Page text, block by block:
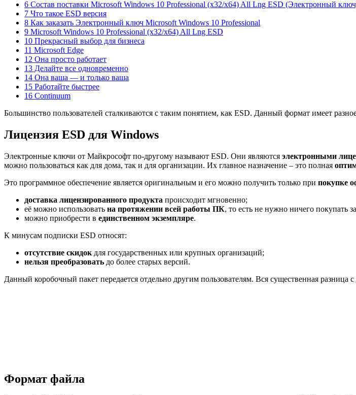
6 Состав поставки Microsoft Windows 10 Professional (x32/x64) All Lng ESD (Электронный
7 Что такое ESD версия
8 Как заказать Электронный ключ Microsoft Windows 10 Professional
9 Microsoft Windows 10 Professional (x32/x64) All Lng ESD
10 Прекрасный выбор для бизнеса
11 Microsoft Edge
12 Она просто работает
13 Делайте все одновременно
14 Она ваша — и только ваша
15 Работайте быстрее
16 Continuum
Большинство пользователей сталкиваются с таким понятием, как ESD. Данный формат имеет
Лицензия ESD для Windows
Электронные ключи от Майкрософт по-другому называют ESD. Они являются электронными
можно пользоваться как для дома, так и для организации. Их главное назначение – это полная
Это программное обеспечение является оригинальным и его можно получить только при покупке
доставка лицензированного продукта происходит мгновенно;
её можно использовать на протяжении всей работы ПК, то есть не нужно ничего покупать
можно приобрести в единственном экземпляре.
К минусам подписки ESD относят:
отсутствие скидок для государственных или крупных организаций;
нельзя преобразовать до более старых версий.
Данный коробочный пакет передается отдельно другим пользователям. Вся существенная
Формат файла